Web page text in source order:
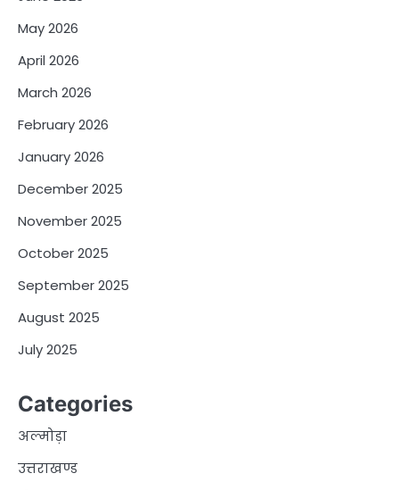
May 2026
April 2026
March 2026
February 2026
January 2026
December 2025
November 2025
October 2025
September 2025
August 2025
July 2025
Categories
अल्मोड़ा
उत्तराखण्ड